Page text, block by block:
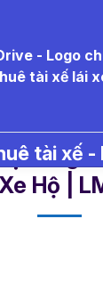
tài xế -
Long -
Hộ |